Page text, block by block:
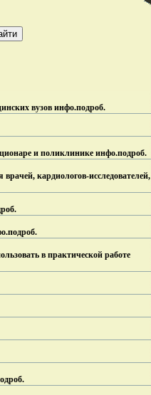
вузов инфо.подроб.
и поликлинике инфо.подроб.
кардиологов-исследователей,
подроб.
в практической работе